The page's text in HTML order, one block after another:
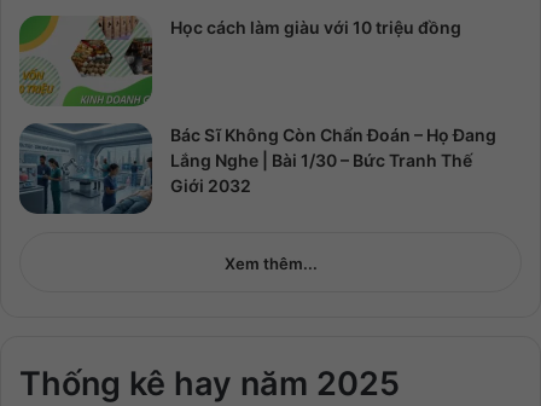
Học cách làm giàu với 10 triệu đồng
Bác Sĩ Không Còn Chẩn Đoán – Họ Đang
Lắng Nghe | Bài 1/30 – Bức Tranh Thế
Giới 2032
Xem thêm...
Thống kê hay năm 2025